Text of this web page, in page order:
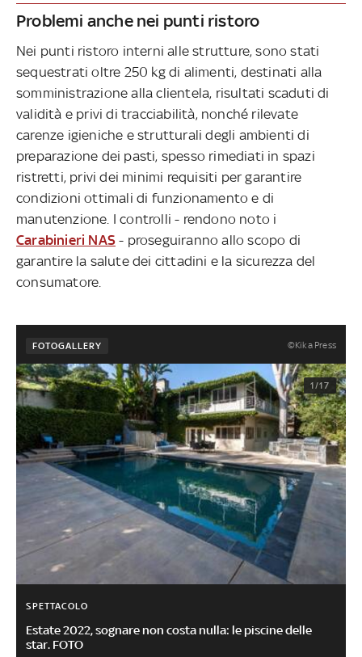
Problemi anche nei punti ristoro
Nei punti ristoro interni alle strutture, sono stati
sequestrati oltre 250 kg di alimenti, destinati alla
somministrazione alla clientela, risultati scaduti di
validità e privi di tracciabilità, nonché rilevate
carenze igieniche e strutturali degli ambienti di
preparazione dei pasti, spesso rimediati in spazi
ristretti, privi dei minimi requisiti per garantire
condizioni ottimali di funzionamento e di
manutenzione. I controlli - rendono noto i
Carabinieri NAS - proseguiranno allo scopo di
garantire la salute dei cittadini e la sicurezza del
consumatore.
FOTOGALLERY ©Kika Press
1/17
SPETTACOLO
Estate 2022, sognare non costa nulla: le piscine delle
star. FOTO